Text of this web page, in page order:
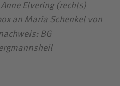
Elvering (rechts)
an Maria Schenkel von
BG